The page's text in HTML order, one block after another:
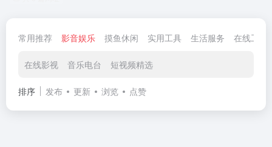
常用推荐 影音娱乐 摸鱼休闲 实用工具 生活服务 在线工具
在线影视 音乐电台 短视频精选
排序 发布 更新 浏览 点赞